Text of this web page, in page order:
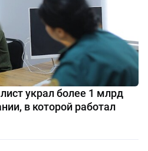
украл более 1 млрд
в которой работал